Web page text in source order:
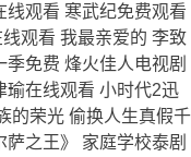
线观看 寒武纪免费观看
观看 我最亲爱的 李致
免费 烽火佳人电视剧
瑜在线观看 小时代2迅
的荣光 偷换人生真假千
之王》 家庭学校泰剧